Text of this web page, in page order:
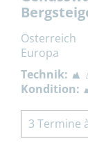
Österreich
Europa
Technik:
Kondition:
3 Termine